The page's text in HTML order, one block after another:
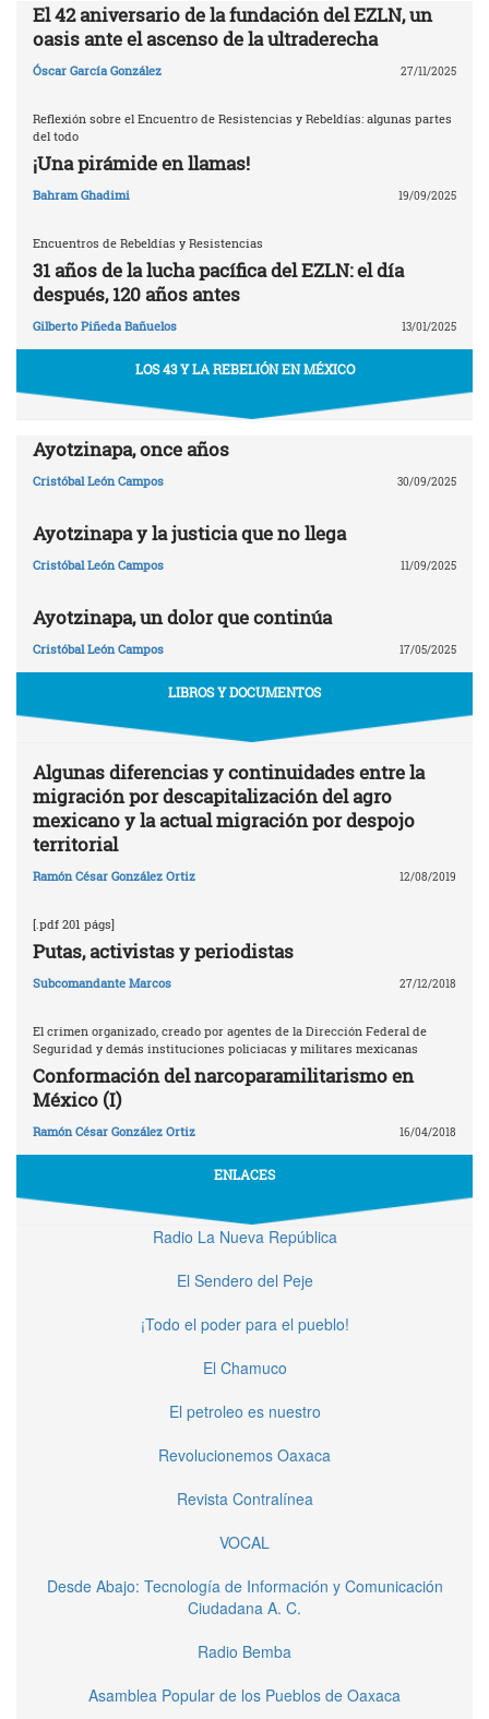
El 42 aniversario de la fundación del EZLN, un
oasis ante el ascenso de la ultraderecha
Óscar García González 27/11/2025
Reflexión sobre el Encuentro de Resistencias y Rebeldías: algunas partes
del todo
¡Una pirámide en llamas!
Bahram Ghadimi 19/09/2025
Encuentros de Rebeldías y Resistencias
31 años de la lucha pacífica del EZLN: el día
después, 120 años antes
Gilberto Piñeda Bañuelos 13/01/2025
LOS 43 Y LA REBELIÓN EN MÉXICO
Ayotzinapa, once años
Cristóbal León Campos 30/09/2025
Ayotzinapa y la justicia que no llega
Cristóbal León Campos 11/09/2025
Ayotzinapa, un dolor que continúa
Cristóbal León Campos 17/05/2025
LIBROS Y DOCUMENTOS
Algunas diferencias y continuidades entre la
migración por descapitalización del agro
mexicano y la actual migración por despojo
territorial
Ramón César González Ortiz 12/08/2019
[.pdf 201 págs]
Putas, activistas y periodistas
Subcomandante Marcos 27/12/2018
El crimen organizado, creado por agentes de la Dirección Federal de
Seguridad y demás instituciones policiacas y militares mexicanas
Conformación del narcoparamilitarismo en
México (I)
Ramón César González Ortiz 16/04/2018
ENLACES
Radio La Nueva República
El Sendero del Peje
¡Todo el poder para el pueblo!
El Chamuco
El petroleo es nuestro
Revolucionemos Oaxaca
Revista Contralínea
VOCAL
Desde Abajo: Tecnología de Información y Comunicación
Ciudadana A. C.
Radio Bemba
Asamblea Popular de los Pueblos de Oaxaca